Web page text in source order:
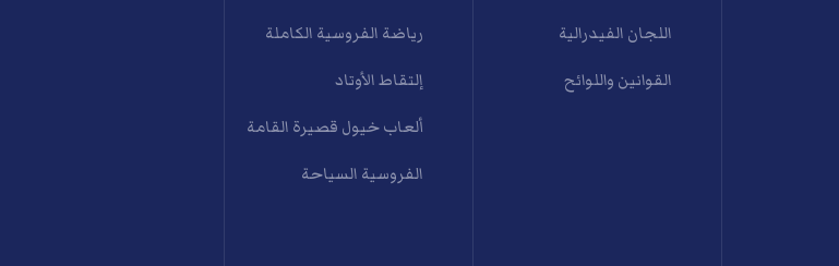
اللجان الفيدرالية
القوانين واللوائح
رياضة الفروسية الكاملة
إلتقاط الأوتاد
ألعاب خيول قصيرة القامة
الفروسية السياحة